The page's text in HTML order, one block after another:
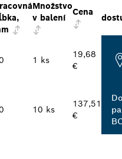
Množstvo
v balení
Cena
1 ks
19,68
€
10 ks
137,51
€